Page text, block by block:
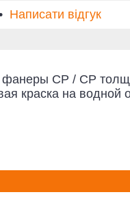
Написати відгук
фанеры СР / СР
краска на водной